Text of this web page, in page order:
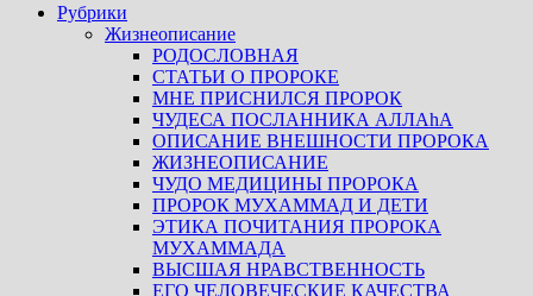
Рубрики
Жизнеописание
РОДОСЛОВНАЯ
СТАТЬИ О ПРОРОКЕ
МНЕ ПРИСНИЛСЯ ПРОРОК
ЧУДЕСА ПОСЛАННИКА АЛЛАhА
ОПИСАНИЕ ВНЕШНОСТИ ПРОРОКА
ЖИЗНЕОПИСАНИЕ
ЧУДО МЕДИЦИНЫ ПРОРОКА
ПРОРОК МУХАММАД И ДЕТИ
ЭТИКА ПОЧИТАНИЯ ПРОРОКА
МУХАММАДА
ВЫСШАЯ НРАВСТВЕННОСТЬ
ЕГО ЧЕЛОВЕЧЕСКИЕ КАЧЕСТВА